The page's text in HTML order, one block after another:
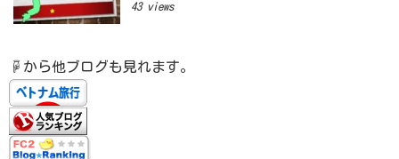
43 views
☟から他ブログも見れます。